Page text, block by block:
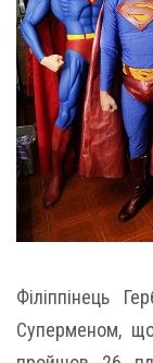
Філіппінець
Суперменом,